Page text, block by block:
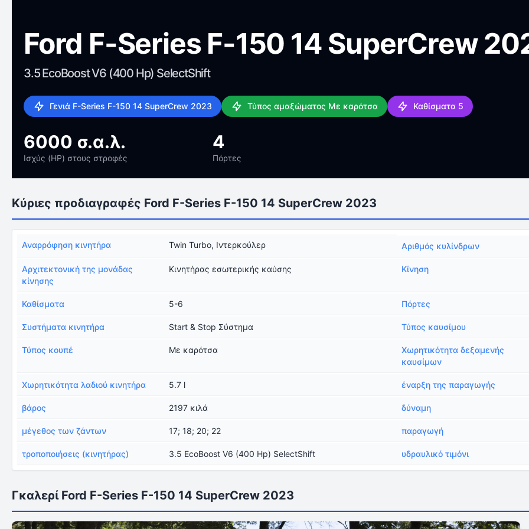
Ford F-Series F-150 14 SuperCrew
3.5 EcoBoost V6 (400 Hp) SelectShift
Γενιά F-Series F-150 14 SuperCrew 2023 Τύπος αμαξώματος Με καρότσα Καθίσματα 5
6000 σ.α.λ.
Ισχύς (HP) στους στροφές
4
Πόρτες
Κύριες προδιαγραφές Ford F-Series F-150 14 SuperCrew 2023
Αναρρόφηση κινητήρα Twin Turbo, Ιντερκούλερ Αριθμός κυλίνδρων
Αρχιτεκτονική της μονάδας
κίνησης
Κινητήρας εσωτερικής καύσης Κίνηση
Καθίσματα 5-6 Πόρτες
Συστήματα κινητήρα Start & Stop Σύστημα Τύπος καυσίμου
Τύπος κουπέ Με καρότσα
Χωρητικότητα δεξαμενής
καυσίμων
Χωρητικότητα λαδιού κινητήρα 5.7 l έναρξη της παραγωγής
βάρος 2197 κιλά δύναμη
μέγεθος των ζάντων 17; 18; 20; 22 παραγωγή
τροποποιήσεις (κινητήρας) 3.5 EcoBoost V6 (400 Hp) SelectShift υδραυλικό τιμόνι
Γκαλερί Ford F-Series F-150 14 SuperCrew 2023